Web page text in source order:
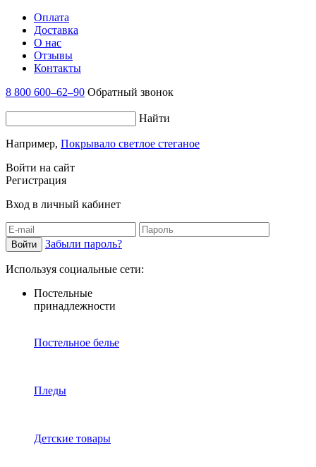
Оплата
Доставка
О нас
Отзывы
Контакты
8 800 600–62–90 Обратный звонок
Найти
Например, Покрывало светлое стеганое
Войти на сайт
Регистрация
Вход в личный кабинет
Забыли пароль?
Используя социальные сети:
Постельные
принадлежности
Постельное белье
Пледы
Детские товары